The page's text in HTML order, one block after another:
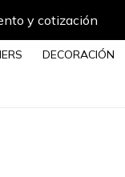
y cotización
DECORACIÓN